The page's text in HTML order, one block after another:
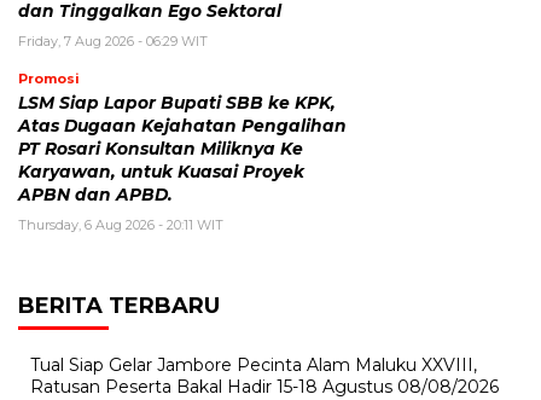
dan Tinggalkan Ego Sektoral
Friday, 7 Aug 2026 - 06:29 WIT
Promosi
LSM Siap Lapor Bupati SBB ke KPK,
Atas Dugaan Kejahatan Pengalihan
PT Rosari Konsultan Miliknya Ke
Karyawan, untuk Kuasai Proyek
APBN dan APBD.
Thursday, 6 Aug 2026 - 20:11 WIT
BERITA TERBARU
Tual Siap Gelar Jambore Pecinta Alam Maluku XXVIII,
Ratusan Peserta Bakal Hadir 15-18 Agustus 08/08/2026